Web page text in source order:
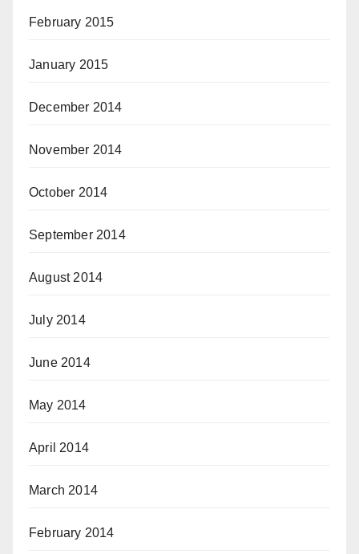
February 2015
January 2015
December 2014
November 2014
October 2014
September 2014
August 2014
July 2014
June 2014
May 2014
April 2014
March 2014
February 2014